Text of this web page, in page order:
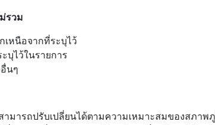
รวม
เหนือจากที่ระบุไว้
บุไว้ในรายการ
นๆ
ามารถปรับเปลี่ยนได้ตามความเหมาะสมของสภา